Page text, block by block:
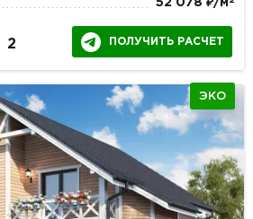
52 078 ₽/м
2 ПОЛУЧИТЬ РАСЧЕТ
ЭКО